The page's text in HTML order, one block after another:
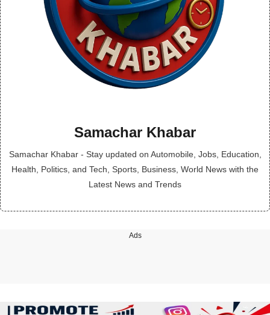
Samachar Khabar
Samachar Khabar - Stay updated on Automobile, Jobs, Education,
Health, Politics, and Tech, Sports, Business, World News with the
Latest News and Trends
Ads